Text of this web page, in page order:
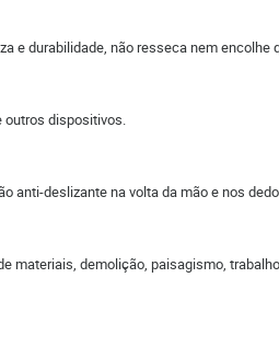
e durabilidade, não resseca nem encolhe
outros dispositivos.
anti-deslizante na volta da mão e nos
materiais, demolição, paisagismo,